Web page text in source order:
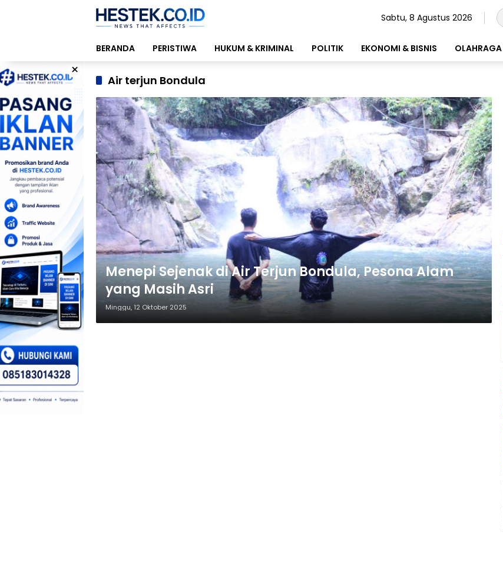
Sabtu, 8 Agustus 2026
BERANDA PERISTIWA HUKUM & KRIMINAL POLITIK EKONOMI & BISNIS OLAHRAGA
×
Air terjun Bondula
Menepi Sejenak di Air Terjun Bondula, Pesona Alam
yang Masih Asri
Minggu, 12 Oktober 2025